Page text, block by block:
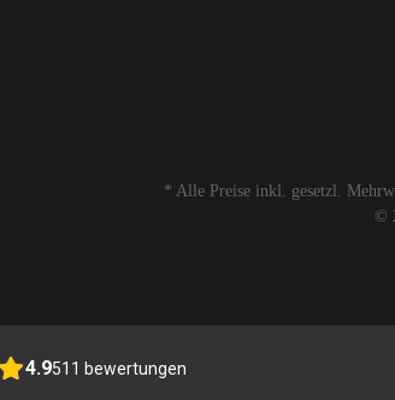
* Alle Preise inkl. gesetzl.
©
4.9511 bewertungen